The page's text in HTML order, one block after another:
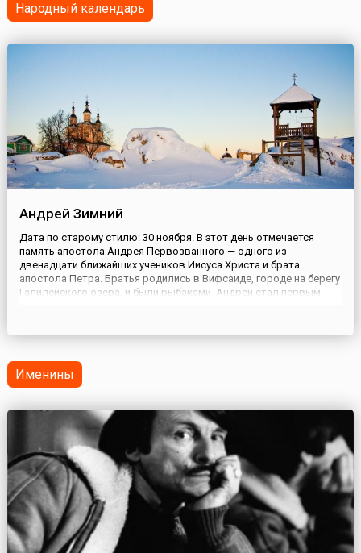
Народный календарь
Андрей Зимний
Дата по старому стилю: 30 ноября. В этот день отмечается
память апостола Андрея Первозванного — одного из
двенадцати ближайших учеников Иисуса Христа и брата
апостола Петра. Братья родились в Вифсаиде, городе на берегу
Галилейского озера, и были рыбаками. Андрей стал первым,
Крестителя. ...
Именины